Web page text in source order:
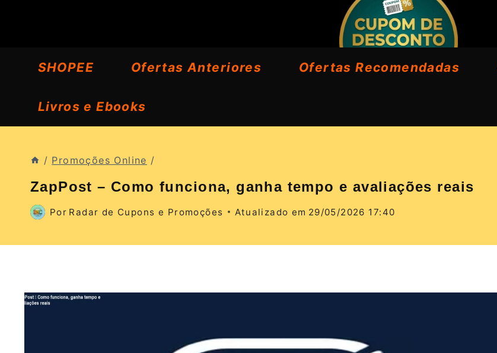
ConteúdoSHOPEE Ofertas Anteriores Ofertas Recomendadas
Livros e Ebooks
/ Promoções Online /
ZapPost – Como funciona, ganha tempo e avaliações reais
Por Radar de Cupons e Promoções Atualizado em 29/05/2026 17:40